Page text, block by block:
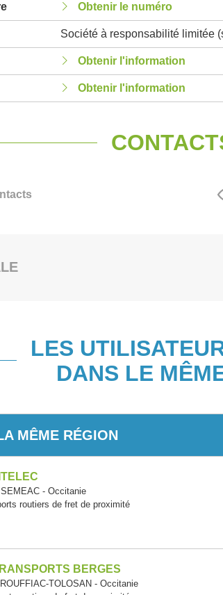
Obtenir le numéro
Société à responsabilité limitée
Obtenir l'information
Obtenir l'information
LES
DANS LE
MÊME RÉGION
- Occitanie
routiers de fret de proximité
BERGES
TOLOSAN - Occitanie